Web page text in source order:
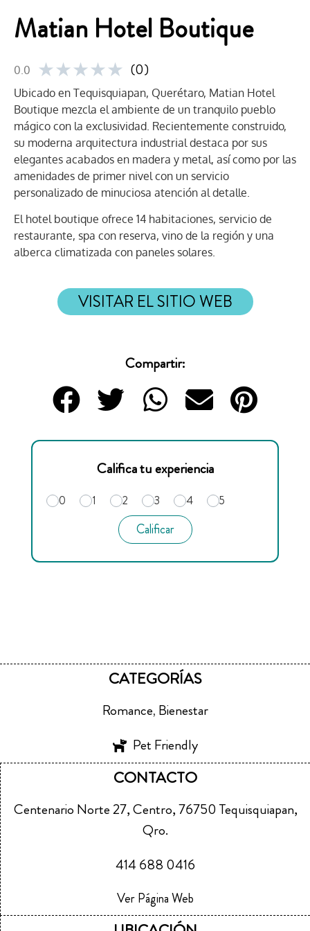
Matian Hotel Boutique
0.0 ★★★★★ (0)
Ubicado en Tequisquiapan, Querétaro, Matian Hotel
Boutique mezcla el ambiente de un tranquilo pueblo
mágico con la exclusividad. Recientemente construido,
su moderna arquitectura industrial destaca por sus
elegantes acabados en madera y metal, así como por las
amenidades de primer nivel con un servicio
personalizado de minuciosa atención al detalle.
El hotel boutique ofrece 14 habitaciones, servicio de
restaurante, spa con reserva, vino de la región y una
alberca climatizada con paneles solares.
VISITAR EL SITIO WEB
Compartir:
Califica tu experiencia
0 1 2 3 4 5
Calificar
CATEGORÍAS
Romance, Bienestar
Pet Friendly
CONTACTO
Centenario Norte 27, Centro, 76750 Tequisquiapan,
Qro.
414 688 0416
Ver Página Web